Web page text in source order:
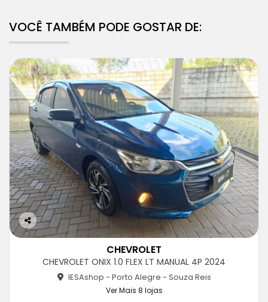
VOCÊ TAMBÉM PODE GOSTAR DE:
Co
CHEVROLET
CHEVROLET ONIX 1.0 FLEX LT MANUAL 4P 2024
IESAshop - Porto Alegre - Souza Reis
Ver Mais 8 lojas